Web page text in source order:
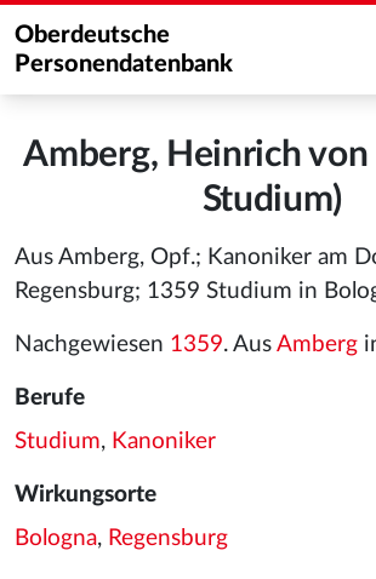
Oberdeutsche
Personendatenbank
Amberg, Heinrich von
Studium)
Aus Amberg, Opf.; Kanoniker am
Regensburg; 1359 Studium in
Nachgewiesen 1359. Aus Amberg
Berufe
Studium, Kanoniker
Wirkungsorte
Bologna, Regensburg